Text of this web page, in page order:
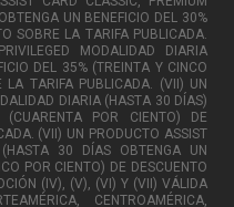
UN BENEFICIO DEL 30%
SOBRE LA TARIFA PUBLICADA.
MODALIDAD DIARIA
DEL 35% (TREINTA Y CINCO
LA TARIFA PUBLICADA. (VII) UN
DIARIA (HASTA 30 DÍAS)
POR CIENTO) DE
(VII) UN PRODUCTO ASSIST
30 DÍAS OBTENGA UN
POR CIENTO) DE DESCUENTO
(IV), (V), (VI) Y (VII) VÁLIDA
CENTROAMÉRICA,